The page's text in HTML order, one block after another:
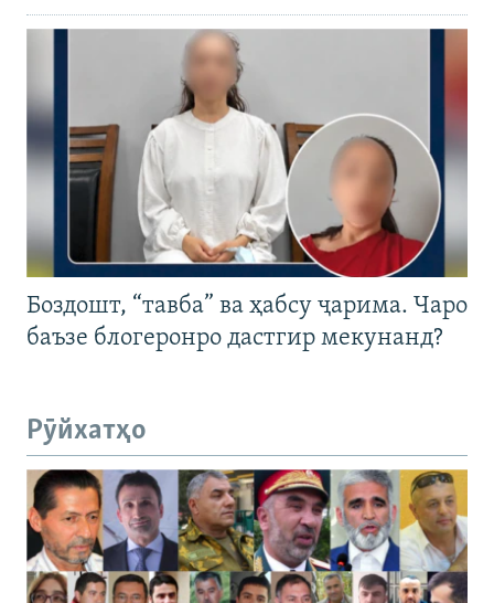
Боздошт, “тавба” ва ҳабсу ҷарима. Чаро
баъзе блогеронро дастгир мекунанд?
Рӯйхатҳо